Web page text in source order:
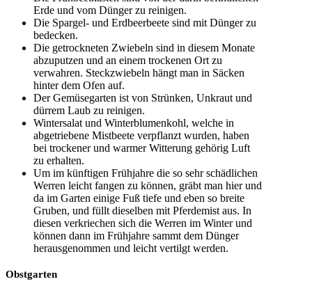
Erde und vom Dünger zu reinigen.
Die Spargel- und Erdbeerbeete sind mit Dünger zu
bedecken.
Die getrockneten Zwiebeln sind in diesem Monate
abzuputzen und an einem trockenen Ort zu
verwahren. Steckzwiebeln hängt man in Säcken
hinter dem Ofen auf.
Der Gemüsegarten ist von Strünken, Unkraut und
dürrem Laub zu reinigen.
Wintersalat und Winterblumenkohl, welche in
abgetriebene Mistbeete verpflanzt wurden, haben
bei trockener und warmer Witterung gehörig Luft
zu erhalten.
Um im künftigen Frühjahre die so sehr schädlichen
Werren leicht fangen zu können, gräbt man hier und
da im Garten einige Fuß tiefe und eben so breite
Gruben, und füllt dieselben mit Pferdemist aus. In
diesen verkriechen sich die Werren im Winter und
können dann im Frühjahre sammt dem Dünger
herausgenommen und leicht vertilgt werden.
Obstgarten